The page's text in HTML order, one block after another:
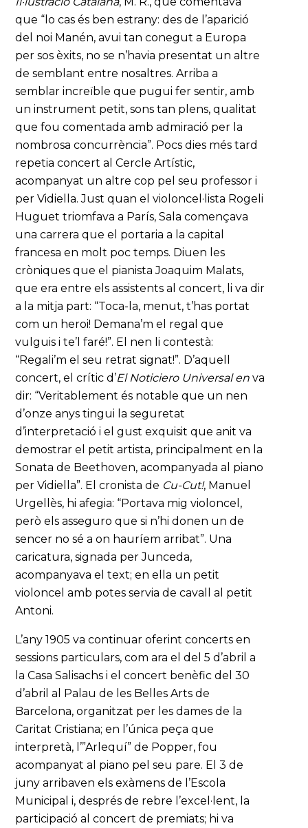
que “lo cas és ben estrany: des de l’aparició
del noi Manén, avui tan conegut a Europa
per sos èxits, no se n’havia presentat un altre
de semblant entre nosaltres. Arriba a
semblar increïble que pugui fer sentir, amb
un instrument petit, sons tan plens, qualitat
que fou comentada amb admiració per la
nombrosa concurrència”. Pocs dies més tard
repetia concert al Cercle Artístic,
acompanyat un altre cop pel seu professor i
per Vidiella. Just quan el violoncel·lista Rogeli
Huguet triomfava a París, Sala començava
una carrera que el portaria a la capital
francesa en molt poc temps. Diuen les
cròniques que el pianista Joaquim Malats,
que era entre els assistents al concert, li va dir
a la mitja part: “Toca-la, menut, t’has portat
com un heroi! Demana’m el regal que
vulguis i te’l faré!”. El nen li contestà:
“Regali’m el seu retrat signat!”. D’aquell
concert, el crític d’El Noticiero Universal enva
dir: “Veritablement és notable que un nen
d’onze anys tingui la seguretat
d’interpretació i el gust exquisit que anit va
demostrar el petit artista, principalment en la
Sonata de Beethoven, acompanyada al piano
per Vidiella”. El cronista de Cu-Cut!, Manuel
Urgellès, hi afegia: “Portava mig violoncel,
però els asseguro que si n’hi donen un de
sencer no sé a on hauríem arribat”. Una
caricatura, signada per Junceda,
acompanyava el text; en ella un petit
violoncel amb potes servia de cavall al petit
Antoni.
L’any 1905 va continuar oferint concerts en
sessions particulars, com ara el del 5 d’abril a
la Casa Salisachs i el concert benèfic del 30
d’abril al Palau de les Belles Arts de
Barcelona, organitzat per les dames de la
Caritat Cristiana; en l’única peça que
interpretà, l’”Arlequí” de Popper, fou
acompanyat al piano pel seu pare. El 3 de
juny arribaven els exàmens de l’Escola
Municipal i, després de rebre l’excel·lent, la
participació al concert de premiats; hi va